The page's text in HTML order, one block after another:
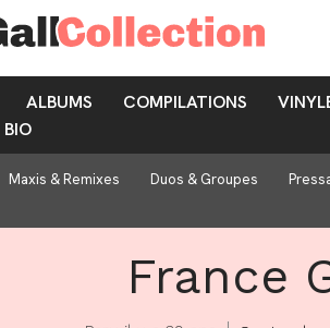
ALBUMS COMPILATIONS
BIO
Maxis & Remixes Duos & Groupes
France